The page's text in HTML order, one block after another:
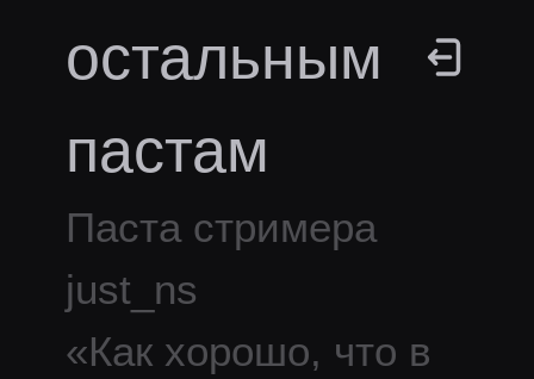
остальным
пастам
Паста стримера
just_ns
«Как хорошо, что в